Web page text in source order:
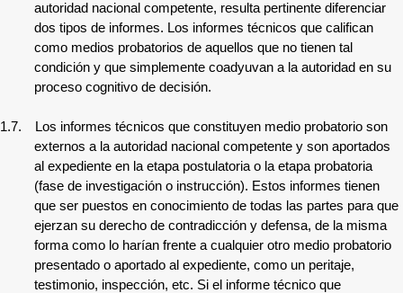
autoridad nacional competente, resulta pertinente diferenciar
dos tipos de informes. Los informes técnicos que califican
como medios probatorios de aquellos que no tienen tal
condición y que simplemente coadyuvan a la autoridad en su
proceso cognitivo de decisión.
1.7.
Los informes técnicos que constituyen medio probatorio son
externos a la autoridad nacional competente y son aportados
al expediente en la etapa postulatoria o la etapa probatoria
(fase de investigación o instrucción). Estos informes tienen
que ser puestos en conocimiento de todas las partes para que
ejerzan su derecho de contradicción y defensa, de la misma
forma como lo harían frente a cualquier otro medio probatorio
presentado o aportado al expediente, como un peritaje,
testimonio, inspección, etc. Si el informe técnico que